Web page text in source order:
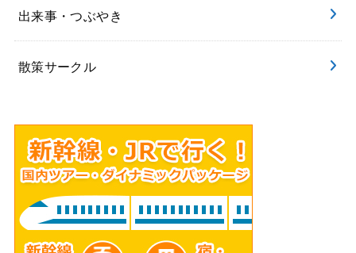
出来事・つぶやき
散策サークル